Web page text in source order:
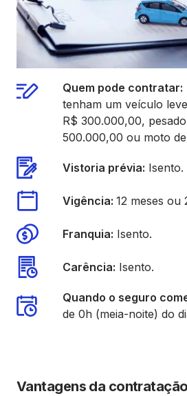
Quem pode contratar:
tenham um veículo
R$ 300.000,00,
500.000,00 ou moto
Vistoria prévia: Isento.
Vigência: 12 meses ou
Franquia: Isento.
Carência: Isento.
Quando o seguro
de 0h (meia-noite) do
Vantagens da